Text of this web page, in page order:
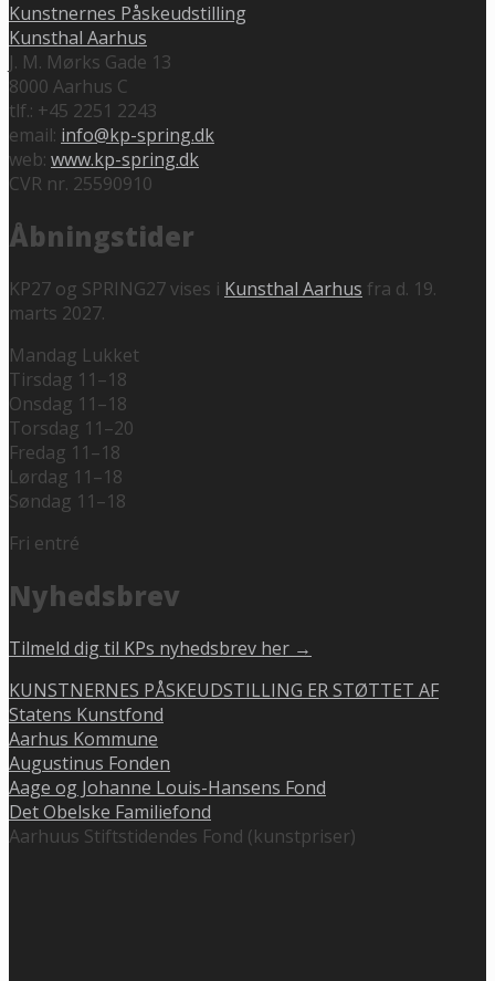
Kunstnernes Påskeudstilling
Kunsthal Aarhus
J. M. Mørks Gade 13
8000 Aarhus C
tlf.: +45 2251 2243
email: info@kp-spring.dk
web: www.kp-spring.dk
CVR nr. 25590910
Åbningstider
KP27 og SPRING27 vises i Kunsthal Aarhus fra d. 19.
marts 2027.
Mandag Lukket
Tirsdag 11–18
Onsdag 11–18
Torsdag 11–20
Fredag 11–18
Lørdag 11–18
Søndag 11–18
Fri entré
Nyhedsbrev
Tilmeld dig til KPs nyhedsbrev her →
KUNSTNERNES PÅSKEUDSTILLING ER STØTTET AF
Statens Kunstfond
Aarhus Kommune
Augustinus Fonden
Aage og Johanne Louis-Hansens Fond
Det Obelske Familiefond
Aarhuus Stiftstidendes Fond (kunstpriser)